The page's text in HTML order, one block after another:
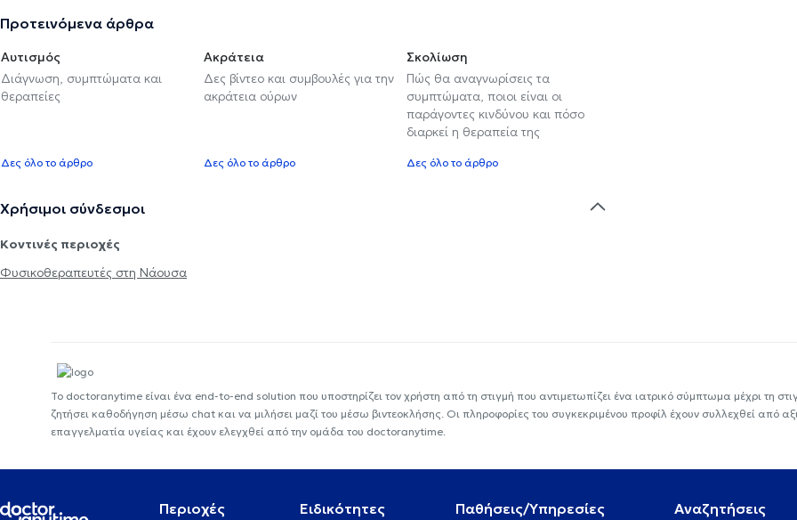
Προτεινόμενα άρθρα
Αυτισμός
Διάγνωση, συμπτώματα και
θεραπείες
Δες όλο το άρθρο
Ακράτεια
Δες βίντεο και συμβουλές για την
ακράτεια ούρων
Δες όλο το άρθρο
Σκολίωση
Πώς θα αναγνωρίσεις τα
συμπτώματα, ποιοι είναι οι
παράγοντες κινδύνου και πόσο
διαρκεί η θεραπεία της
Δες όλο το άρθρο
Χρήσιμοι σύνδεσμοι
Κοντινές περιοχές
Φυσικοθεραπευτές στη Νάουσα
Το doctoranytime είναι ένα end-to-end solution που υποστηρίζει τον χρήστη από τη στιγμή που αντιμετωπίζει ένα ιατρικό σύμπτωμα μέχρι τη
ζητήσει καθοδήγηση μέσω chat και να μιλήσει μαζί του μέσω βιντεοκλήσης. Οι πληροφορίες του συγκεκριμένου προφίλ έχουν συλλεχθεί από
επαγγελματία υγείας και έχουν ελεγχθεί από την ομάδα του doctoranytime.
Περιοχές Ειδικότητες Παθήσεις/Υπηρεσίες Αναζητήσεις